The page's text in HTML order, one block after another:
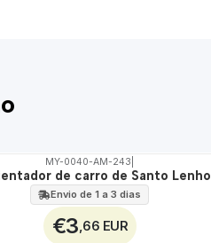
MY-0040-AM-243
de carro de Santo Lenho
Envio de 1 a 3 dias
€3 ,66 EUR